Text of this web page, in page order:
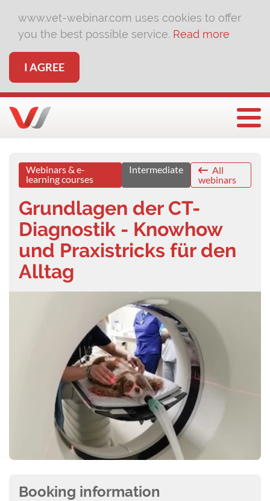
www.vet-webinar.com uses cookies to offer
you the best possible service. Read more
I AGREE
Webinars & e-
learning courses
Intermediate
All
webinars
Grundlagen der CT-
Diagnostik - Knowhow
und Praxistricks für den
Alltag
Booking information